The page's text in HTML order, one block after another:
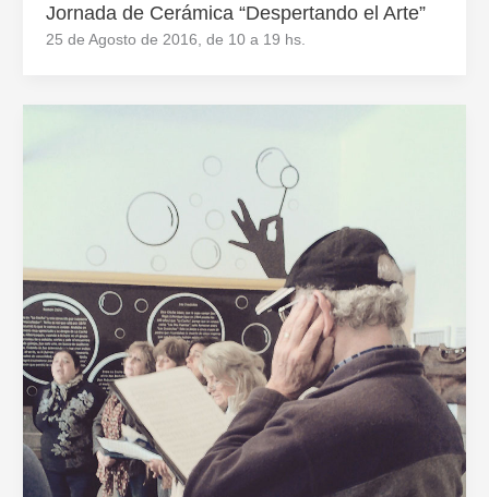
Jornada de Cerámica “Despertando el Arte”
25 de Agosto de 2016, de 10 a 19 hs.